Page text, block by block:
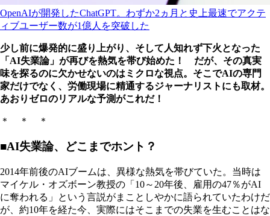
OpenAIが開発したChatGPT。わずか2ヵ月と史上最速でアクテ
ィブユーザー数が1億人を突破した
少し前に爆発的に盛り上がり、そして人知れず下火となった
「AI失業論」が再びを熱気を帯び始めた！ だが、その真実
味を探るのに欠かせないのはミクロな視点。そこでAIの専門
家だけでなく、労働現場に精通するジャーナリストにも取材。
あおりゼロのリアルな予測がこれだ！
＊ ＊ ＊
■AI失業論、どこまでホント？
2014年前後のAIブームは、異様な熱気を帯びていた。当時は
マイケル・オズボーン教授の「10～20年後、雇用の47％がAI
に奪われる」という言説がまことしやかに語られていたわけだ
が、約10年を経た今、実際にはそこまでの失業を生むことはな